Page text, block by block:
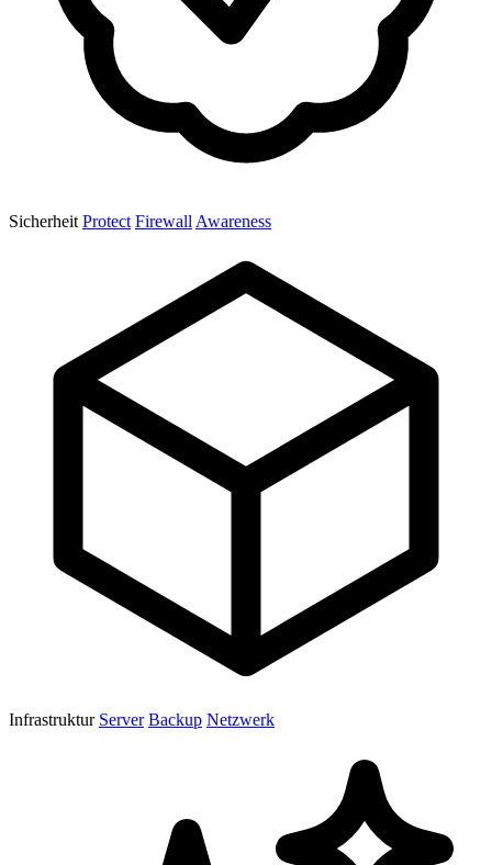
Sicherheit Protect Firewall Awareness
Infrastruktur Server Backup Netzwerk